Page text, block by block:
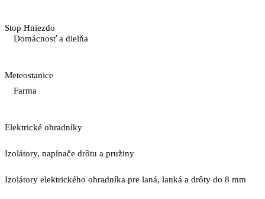
Stop Hniezdo
Domácnosť a dielňa
Meteostanice
Farma
Elektrické ohradníky
Izolátory, napínače drôtu a pružiny
Izolátory elektrického ohradníka pre laná, lanká a drôty do 8 mm